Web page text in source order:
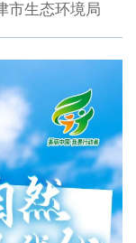
市生态环境局